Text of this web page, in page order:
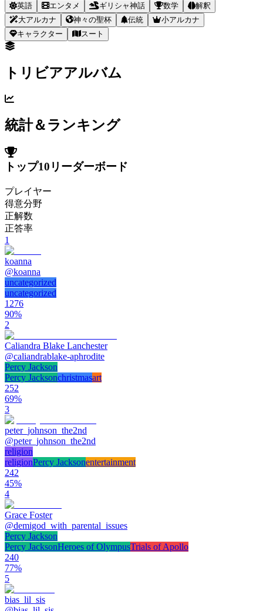
英語
エンタメ ギリシャ神話 数学
解釈
大アルカナ
神々の聖杯 伝統
小アルカナ
キャラクター
スート
トリビアアルバム
統計＆ランキング
トップ10リーダーボード
プレイヤー
得意分野
正解数
正答率
1
koanna
@koanna
uncategorized
uncategorized
1276
90%
2
Caliandra Blake Lanchester
@caliandrablake-aphrodite
Percy Jackson
Percy Jacksonchristmasart
252
69%
3
peter_johnson_the2nd
@peter_johnson_the2nd
religion
religionPercy Jacksonentertainment
242
45%
4
Grace Foster
@demigod_with_parental_issues
Percy Jackson
Percy JacksonHeroes of OlympusTrials of Apollo
240
77%
5
bias_lil_sis